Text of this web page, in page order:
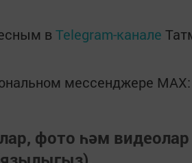
в Telegram-канале
мессенджере MАХ:
фото һәм